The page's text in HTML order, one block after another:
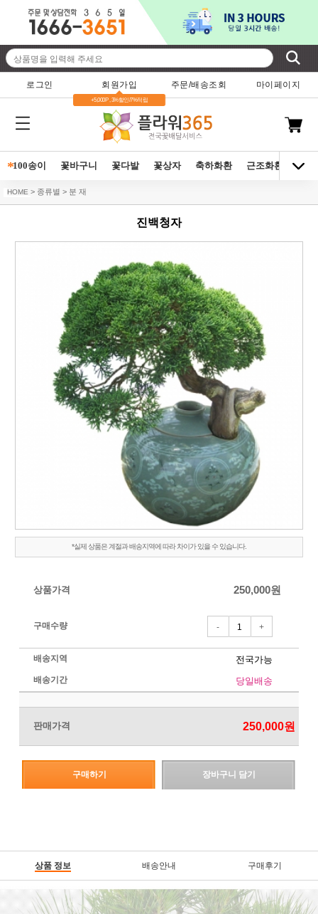
로그인 회원가입
+5,000P , 3%할인/7%적립
주문/배송조회 마이페이지
*100송이 꽃바구니 꽃다발 꽃상자 축하화환 근조화환 동양
HOME > 종류별 > 분 재
진백청자
*실제 상품은 계절과 배송지역에 따라 차이가 있을 수 있습니다.
상품가격 250,000원
구매수량 - +
배송지역 전국가능
배송기간 당일배송
판매가격 250,000원
구매하기 장바구니 담기
상품 정보 배송안내 구매후기